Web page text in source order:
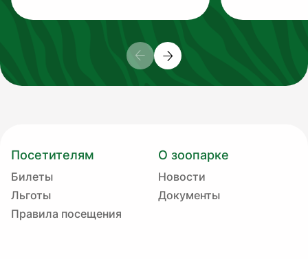
Посетителям
Билеты
Льготы
Правила посещения
О зоопарке
Новости
Документы